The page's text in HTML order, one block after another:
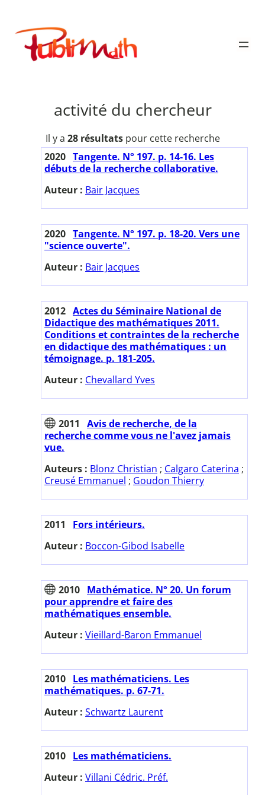
contenu
Publimath
activité du chercheur
Il y a 28 résultatspour cette recherche
2020 Tangente. N° 197. p. 14-16. Les
débuts de la recherche collaborative.
Auteur : Bair Jacques
2020 Tangente. N° 197. p. 18-20. Vers une
"science ouverte".
Auteur : Bair Jacques
2012 Actes du Séminaire National de
Didactique des mathématiques 2011.
Conditions et contraintes de la recherche
en didactique des mathématiques : un
témoignage. p. 181-205.
Auteur : Chevallard Yves
2011
Avis de recherche, de la
recherche comme vous ne l'avez jamais
vue.
Auteurs : Blonz Christian ; Calgaro Caterina ;
Creusé Emmanuel ; Goudon Thierry
2011
Fors intérieurs.
Auteur : Boccon-Gibod Isabelle
2010 Mathématice. N° 20. Un forum
pour apprendre et faire des
mathématiques ensemble.
Auteur : Vieillard-Baron Emmanuel
2010 Les mathématiciens. Les
mathématiques. p. 67-71.
Auteur : Schwartz Laurent
2010 Les mathématiciens.
Auteur : Villani Cédric. Préf.